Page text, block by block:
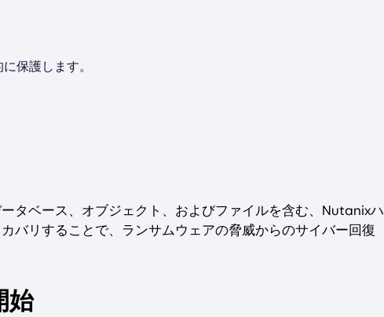
保護します。
タベース、オブジェクト、およびファイルを含む、Nutanixハ
バリすることで、ランサムウェアの脅威からのサイバー回復
始